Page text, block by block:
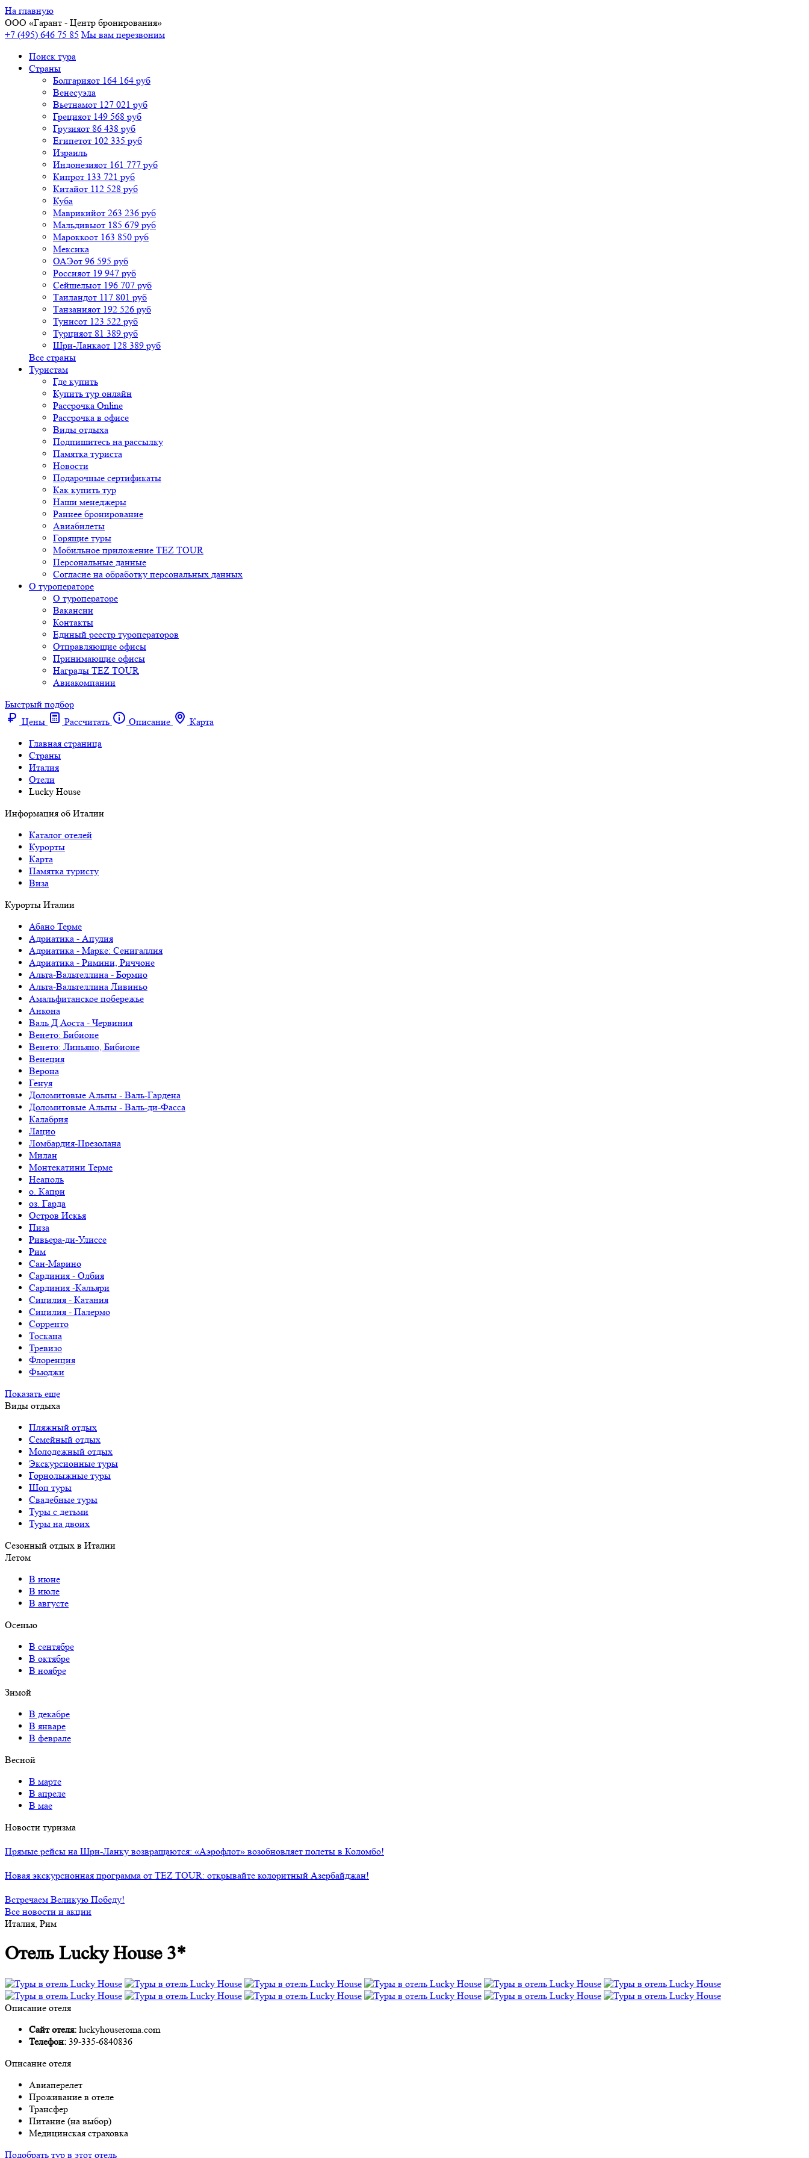
На главную
ООО «Гарант - Центр бронирования»
+7 (495) 646 75 85 Мы вам перезвоним
Поиск тура
Cтраны
Болгарияот 164 164 руб
Венесуэла
Вьетнамот 127 021 руб
Грецияот 149 568 руб
Грузияот 86 438 руб
Египетот 102 335 руб
Израиль
Индонезияот 161 777 руб
Кипрот 133 721 руб
Китайот 112 528 руб
Куба
Маврикийот 263 236 руб
Мальдивыот 185 679 руб
Мароккоот 163 850 руб
Мексика
ОАЭот 96 595 руб
Россияот 19 947 руб
Сейшелыот 196 707 руб
Таиландот 117 801 руб
Танзанияот 192 526 руб
Тунисот 123 522 руб
Турцияот 81 389 руб
Шри-Ланкаот 128 389 руб
Все страны
Туристам
Где купить
Купить тур онлайн
Рассрочка Online
Рассрочка в офисе
Виды отдыха
Подпишитесь на рассылку
Памятка туриста
Новости
Подарочные сертификаты
Как купить тур
Наши менеджеры
Раннее бронирование
Авиабилеты
Горящие туры
Мобильное приложение TEZ TOUR
Персональные данные
Согласие на обработку персональных данных
О туроператоре
О туроператоре
Вакансии
Контакты
Единый реестр туроператоров
Отправляющие офисы
Принимающие офисы
Награды TEZ TOUR
Авиакомпании
Быстрый подбор
Цены
Рассчитать Описание
Карта
Главная страница
Cтраны
Италия
Отели
Lucky House
Информация об Италии
Каталог отелей
Курорты
Карта
Памятка туристу
Виза
Курорты Италии
Абано Терме
Адриатика - Апулия
Адриатика - Марке: Сенигаллия
Адриатика - Римини, Риччоне
Альта-Вальтеллина - Бормио
Альта-Вальтеллина Ливиньо
Амальфитанское побережье
Анкона
Валь Д Аоста - Червиния
Венето: Бибионе
Венето: Линьяно, Бибионе
Венеция
Верона
Генуя
Доломитовые Альпы - Валь-Гардена
Доломитовые Альпы - Валь-ди-Фасса
Калабрия
Лацио
Ломбардия-Презолана
Милан
Монтекатини Терме
Неаполь
о. Капри
оз. Гарда
Остров Искья
Пиза
Ривьера-ди-Улиссе
Рим
Сан-Марино
Сардиния - Олбия
Сардиния -Кальяри
Сицилия - Катания
Сицилия - Палермо
Сорренто
Тоскана
Тревизо
Флоренция
Фьюджи
Показать еще
Виды отдыха
Пляжный отдых
Семейный отдых
Молодежный отдых
Экскурсионные туры
Горнолыжные туры
Шоп туры
Свадебные туры
Туры с детьми
Туры на двоих
Сезонный отдых в Италии
Летом
В июне
В июле
В августе
Осенью
В сентябре
В октябре
В ноябре
Зимой
В декабре
В январе
В феврале
Весной
В марте
В апреле
В мае
Новости туризма
Прямые рейсы на Шри-Ланку возвращаются: «Аэрофлот» возобновляет полеты в Коломбо!
Новая экскурсионная программа от TEZ TOUR: открывайте колоритный Азербайджан!
Встречаем Великую Победу!
Все новости и акции
Италия, Рим
Отель Lucky House 3*
Описание отеля
Сайт отеля: luckyhouseroma.com
Телефон: 39-335-6840836
Описание отеля
Авиаперелет
Проживание в отеле
Трансфер
Питание (на выбор)
Медицинская страховка
Подобрать тур в этот отель